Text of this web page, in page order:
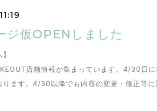
ジ仮OPENしました
店舗情報が集まっています。4/30日に
ります。4/30以降でも内容の変更・修正等